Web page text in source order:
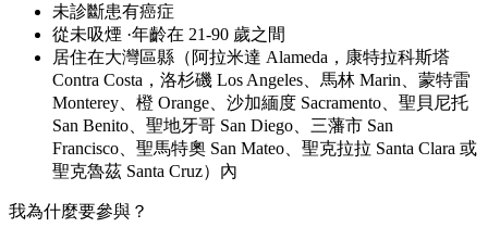
未診斷患有癌症
從未吸煙 ·年齡在 21-90 歲之間
居住在大灣區縣（阿拉米達 Alameda，康特拉科斯塔
Contra Costa，洛杉磯 Los Angeles、馬林 Marin、蒙特雷
Monterey、橙 Orange、沙加緬度 Sacramento、聖貝尼托
San Benito、聖地牙哥 San Diego、三藩市 San
Francisco、聖馬特奧 San Mateo、聖克拉拉 Santa Clara 或
聖克魯茲 Santa Cruz）內
我為什麼要參與？